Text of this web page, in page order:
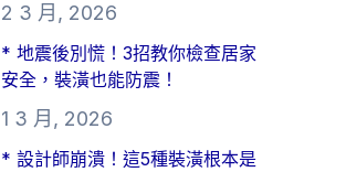
2 3 月, 2026
* 地震後別慌！3招教你檢查居家
安全，裝潢也能防震！
1 3 月, 2026
* 設計師崩潰！這5種裝潢根本是